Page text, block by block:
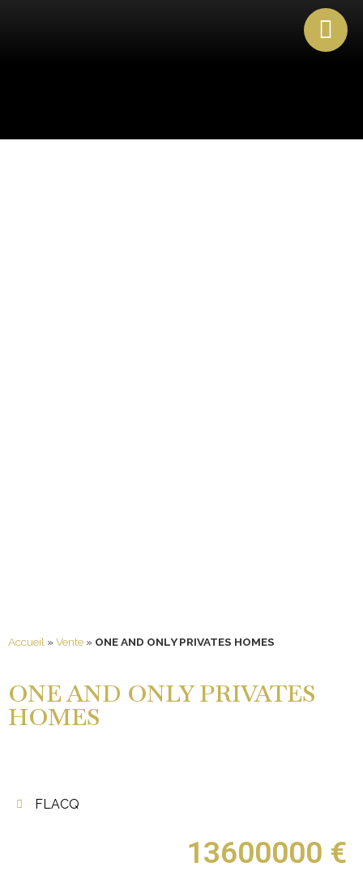
Accueil »Vente » ONE AND ONLY PRIVATES HOMES
ONE AND ONLY PRIVATES
HOMES
FLACQ
13600000 €